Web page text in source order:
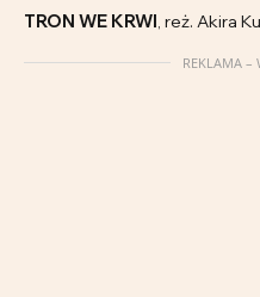
TRON WE KRWI , reż. Akira
REKLAMA –